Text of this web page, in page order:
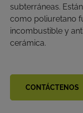
subterráneas.
como poliuretano
incombustible y
cerámica.
CONTÁCTENOS